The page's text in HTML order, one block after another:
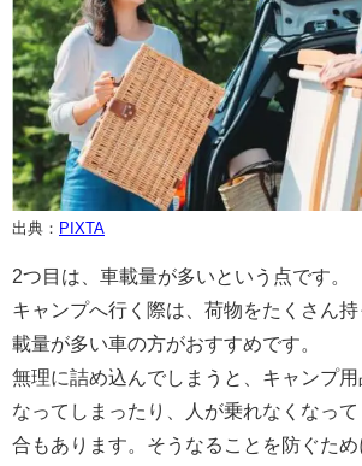
出典： PIXTA
2つ目は、車載量が多いという点です。
キャンプへ行く際は、荷物をたくさん
載量が多い車の方がおすすめです。
無理に詰め込んでしまうと、キャンプ
なってしまったり、人が乗れなくなっ
合もあります。そうなることを防ぐた